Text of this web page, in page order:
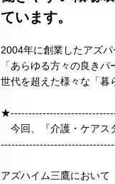
ています。
2004年に創業したアズパ
「あらゆる方々の良きパ
世代を超えた様々な「暮
今回、『介護・ケアス
アズハイム三鷹において